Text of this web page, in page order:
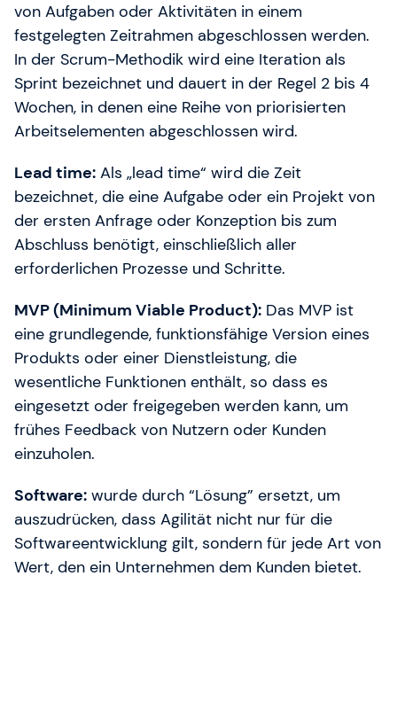
von Aufgaben oder Aktivitäten in einem
festgelegten Zeitrahmen abgeschlossen werden.
In der Scrum-Methodik wird eine Iteration als
Sprint bezeichnet und dauert in der Regel 2 bis 4
Wochen, in denen eine Reihe von priorisierten
Arbeitselementen abgeschlossen wird.
Lead time: Als „lead time“ wird die Zeit
bezeichnet, die eine Aufgabe oder ein Projekt von
der ersten Anfrage oder Konzeption bis zum
Abschluss benötigt, einschließlich aller
erforderlichen Prozesse und Schritte.
MVP (Minimum Viable Product): Das MVP ist
eine grundlegende, funktionsfähige Version eines
Produkts oder einer Dienstleistung, die
wesentliche Funktionen enthält, so dass es
eingesetzt oder freigegeben werden kann, um
frühes Feedback von Nutzern oder Kunden
einzuholen.
Software: wurde durch “Lösung” ersetzt, um
auszudrücken, dass Agilität nicht nur für die
Softwareentwicklung gilt, sondern für jede Art von
Wert, den ein Unternehmen dem Kunden bietet.